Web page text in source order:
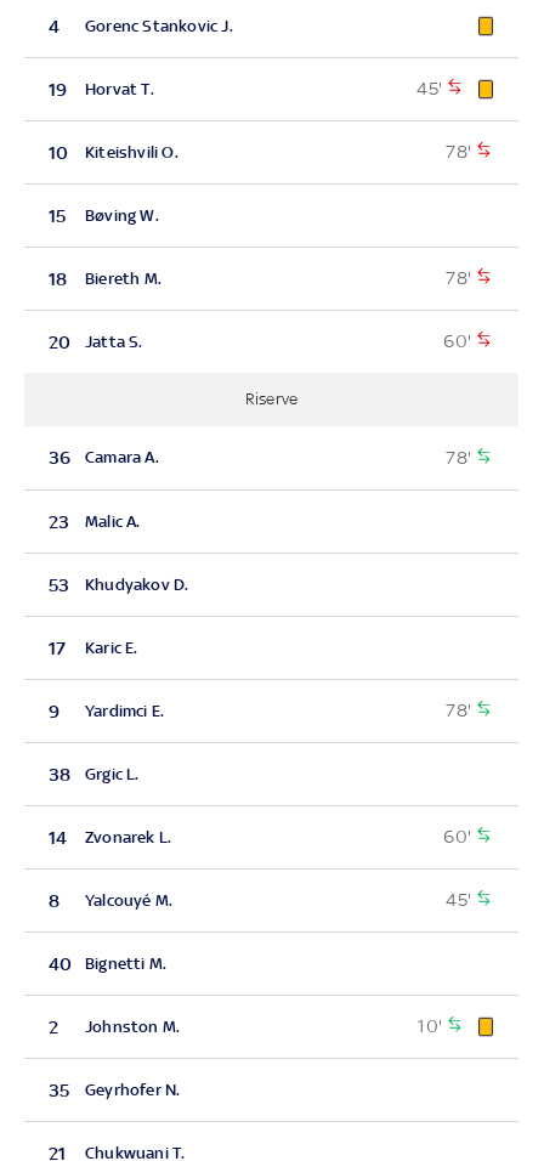
4 Gorenc Stankovic J.
19 Horvat T. 45'
10 Kiteishvili O. 78'
15 Bøving W.
18 Biereth M. 78'
20 Jatta S. 60'
Riserve
36 Camara A. 78'
23 Malic A.
53 Khudyakov D.
17 Karic E.
9 Yardimci E. 78'
38 Grgic L.
14 Zvonarek L. 60'
8 Yalcouyé M. 45'
40 Bignetti M.
2 Johnston M. 10'
35 Geyrhofer N.
21 Chukwuani T.